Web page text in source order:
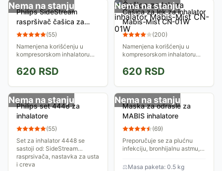
Nema na stanju
Philips SideStream
raspršivač čašica za
inhalator Essence 4445
(55)
Namenjena korišćenju u
kompresorskom inhalatoru
620 RSD
Nema na stanju
Čašica za lek za inhalator
Mabis-Mist CN-01W
(200)
Namenjena korišćenju u
kompresorskom inhalatoru
Pakovanje: 1 kom
620 RSD
Nema na stanju
Philips set 4448 za
inhalatore
(55)
Set za inhalator 4448 se
sastoji od: SideStream
rasprsivača, nastavka za usta
i creva
Nema na stanju
Maska za odrasle za
MABIS inhalatore
(69)
Preporučuje se za plućnu
infekciju, bronhijalnu astmu,
hronični bronhitis
⚖Masa paketa: 0.5 kg